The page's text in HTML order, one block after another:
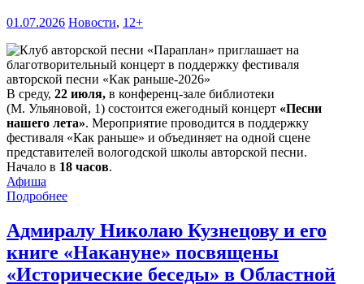
01.07.2026 Новости, 12+
В среду, 22 июля, в конференц-зале библиотеки
(М. Ульяновой, 1) состоится ежегодный концерт «Песни
нашего лета». Мероприятие проводится в поддержку
фестиваля «Как раньше» и объединяет на одной сцене
представителей вологодской школы авторской песни.
Начало в 18 часов.
Афиша
Подробнее
Адмиралу Николаю Кузнецову и его
книге «Накануне» посвящены
«Исторические беседы» в Областной